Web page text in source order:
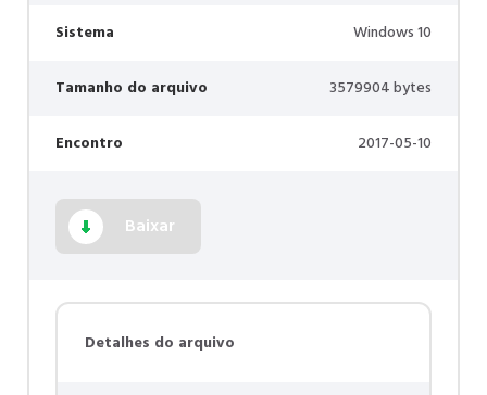
Sistema Windows 10
Tamanho do arquivo 3579904 bytes
Encontro 2017-05-10
Baixar
Detalhes do arquivo